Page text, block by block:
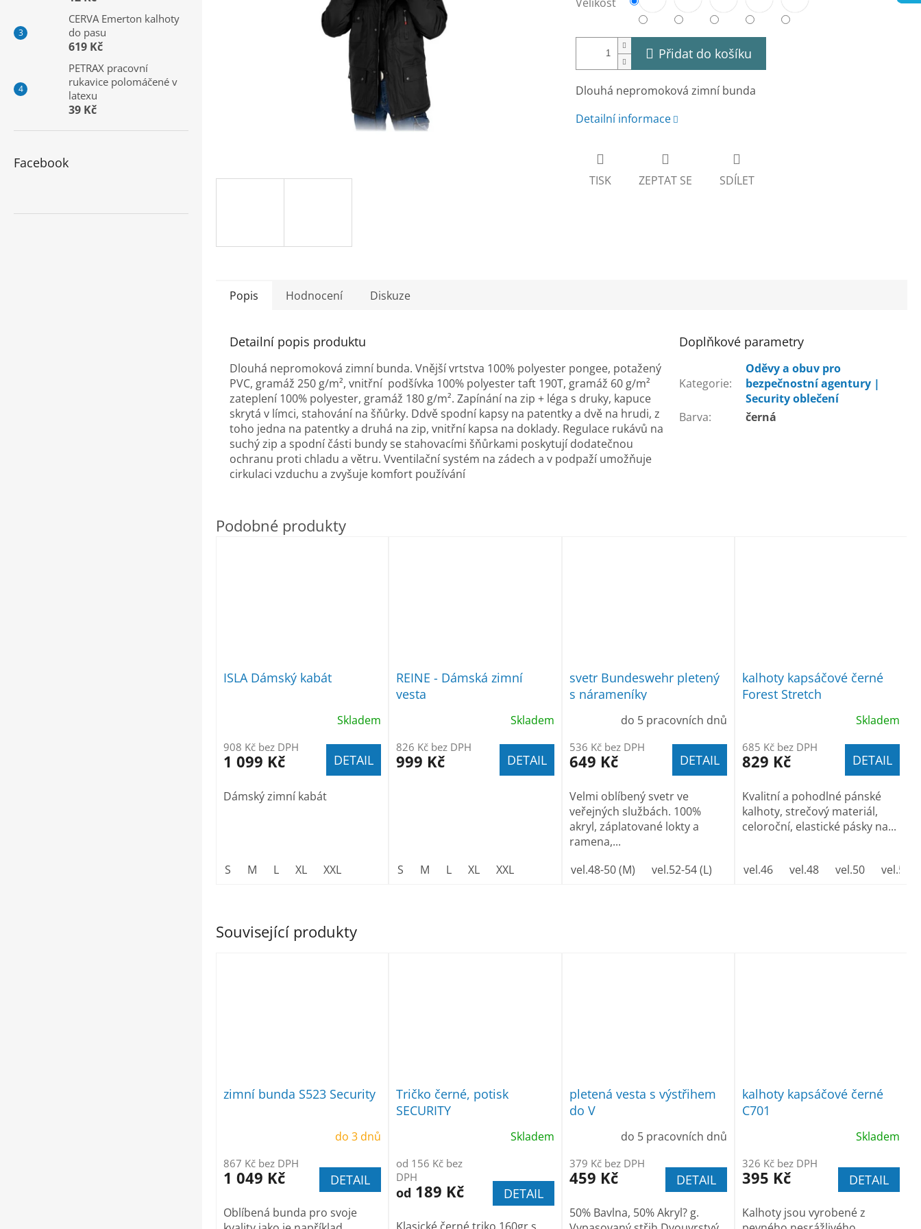
CERVA Emerton kalhoty
do pasu
619 Kč
PETRAX pracovní
rukavice polomáčené v
latexu
39 Kč
Facebook
Přidat do košíku
Dlouhá nepromoková zimní bunda
Detailní informace
TISK ZEPTAT SE SDÍLET
Související produkty
zimní bunda S523 Security
do 3 dnů
867 Kč bez DPH
1 049 Kč DETAIL
Oblíbená bunda pro svoje
Tričko černé, potisk
SECURITY
Skladem
od 156 Kč bez
DPH
od 189 Kč DETAIL
pletená vesta s výstřihem
do V
do 5 pracovních dnů
379 Kč bez DPH
459 Kč DETAIL
50% Bavlna, 50% Akryl? g.
kalhoty kapsáčové černé
C701
Skladem
326 Kč bez DPH
395 Kč DETAIL
Kalhoty jsou vyrobené z
Popis Hodnocení Diskuze
Detailní popis produktu
Dlouhá nepromoková zimní bunda. Vnější vrtstva 100% polyester pongee, potažený
PVC, gramáž 250 g/m², vnitřní podšívka 100% polyester taft 190T, gramáž 60 g/m²
zateplení 100% polyester, gramáž 180 g/m². Zapínání na zip + léga s druky, kapuce
skrytá v límci, stahování na šňůrky. Ddvě spodní kapsy na patentky a dvě na hrudi, z
toho jedna na patentky a druhá na zip, vnitřní kapsa na doklady. Regulace rukávů na
suchý zip a spodní části bundy se stahovacími šňůrkami poskytují dodatečnou
ochranu proti chladu a větru. Vventilační systém na zádech a v podpaží umožňuje
cirkulaci vzduchu a zvyšuje komfort používání
Doplňkové parametry
Kategorie:
Oděvy a obuv pro
bezpečnostní agentury |
Security oblečení
Barva: černá
ISLA Dámský kabát
Skladem
908 Kč bez DPH
1 099 Kč DETAIL
Dámský zimní kabát
S M L XL XXL
REINE - Dámská zimní
vesta
Skladem
826 Kč bez DPH
999 Kč DETAIL
S M L XL XXL
svetr Bundeswehr pletený
s nárameníky
do 5 pracovních dnů
536 Kč bez DPH
649 Kč DETAIL
Velmi oblíbený svetr ve
veřejných službách. 100%
akryl, záplatované lokty a
ramena,...
vel.48-50 (M)
vel.52-54 (L) vel.56-58 (XL) vel.60-62 (XXL)
kalhoty kapsáčové černé
Forest Stretch
Skladem
685 Kč bez DPH
829 Kč DETAIL
Kvalitní a pohodlné pánské
kalhoty, strečový materiál,
celoroční, elastické pásky na...
vel.46 vel.48 vel.50 vel.52